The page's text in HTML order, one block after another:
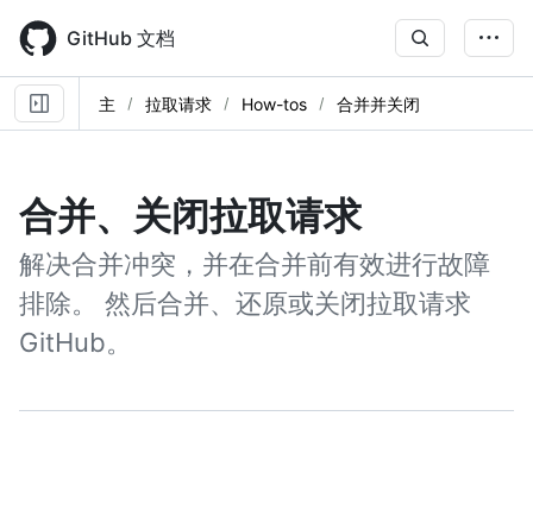
main
content
GitHub 文档
主 拉取请求 How-tos 合并并关闭
合并、关闭拉取请求
解决合并冲突，并在合并前有效进行故障
排除。 然后合并、还原或关闭拉取请求
GitHub。